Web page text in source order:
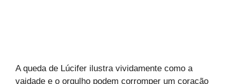
A queda de Lúcifer ilustra vividamente como a
vaidade e o orgulho podem corromper um coração